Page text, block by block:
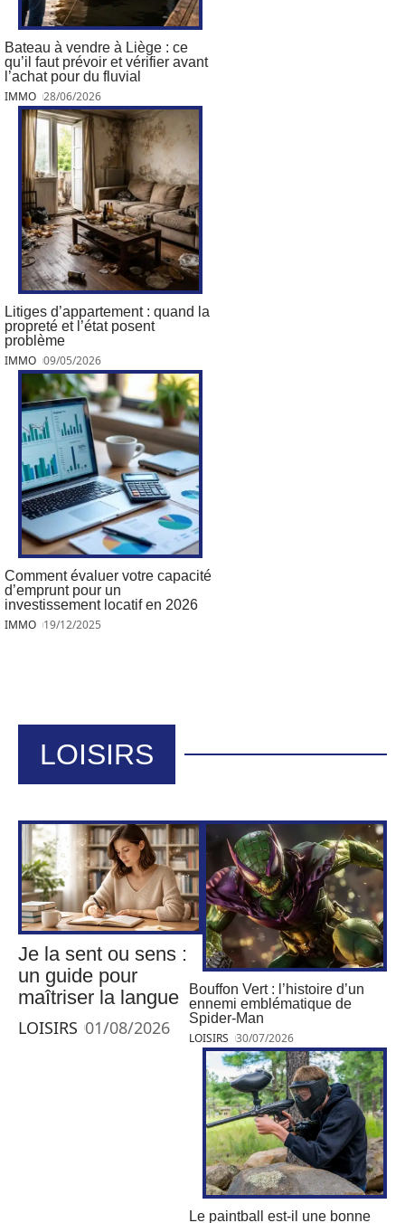
Bateau à vendre à Liège : ce
qu’il faut prévoir et vérifier avant
l’achat pour du fluvial
IMMO 28/06/2026
Litiges d’appartement : quand la
propreté et l’état posent
problème
IMMO 09/05/2026
Comment évaluer votre capacité
d’emprunt pour un
investissement locatif en 2026
IMMO 19/12/2025
LOISIRS
Je la sent ou sens :
un guide pour
maîtriser la langue
LOISIRS 01/08/2026
Bouffon Vert : l’histoire d’un
ennemi emblématique de
Spider-Man
LOISIRS 30/07/2026
Le paintball est-il une bonne